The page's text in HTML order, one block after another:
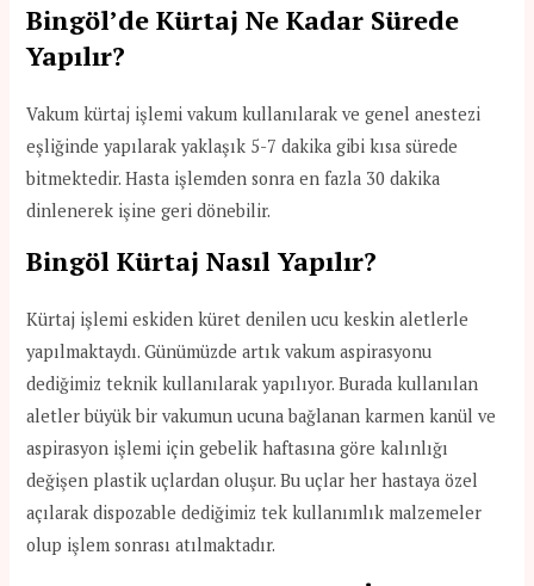
Bingöl’de Kürtaj Ne Kadar Sürede
Yapılır?
Vakum kürtaj işlemi vakum kullanılarak ve genel anestezi
eşliğinde yapılarak yaklaşık 5-7 dakika gibi kısa sürede
bitmektedir. Hasta işlemden sonra en fazla 30 dakika
dinlenerek işine geri dönebilir.
Bingöl Kürtaj Nasıl Yapılır?
Kürtaj işlemi eskiden küret denilen ucu keskin aletlerle
yapılmaktaydı. Günümüzde artık vakum aspirasyonu
dediğimiz teknik kullanılarak yapılıyor. Burada kullanılan
aletler büyük bir vakumun ucuna bağlanan karmen kanül ve
aspirasyon işlemi için gebelik haftasına göre kalınlığı
değişen plastik uçlardan oluşur. Bu uçlar her hastaya özel
açılarak dispozable dediğimiz tek kullanımlık malzemeler
olup işlem sonrası atılmaktadır.